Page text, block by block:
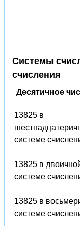
Системы
счисления
Десятичное
13825 в
системе
13825 в
системе
13825 в
системе